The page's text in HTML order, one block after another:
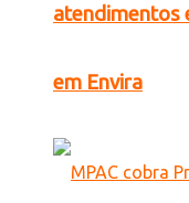
atendimentos
em Envira